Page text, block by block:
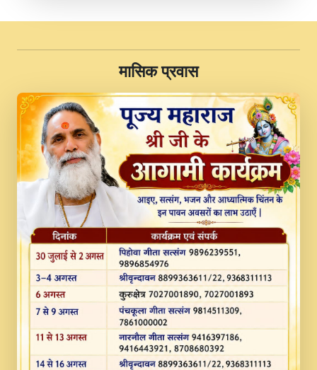
II Swami Gyananand Ji Maharaj.mp3
JINU SATGURU AAP BULAVE by Rasik
Pawan ji 20-11-19 Sankirtan At VEER JI
PRABHU KUTEER CHANNEL.mp3
Kina Sohna Tera Bhawan Sajaya Mata
Vaishno Devi Aarti Mata Rani Bhajan By
Lakhwinder Wadali Ji.mp3
MERE MANN VICH KANTH KALER
NEW PUNAJBI DEVOTIONAL SONG 2017
FULL VIDEO HD.mp3
Na To Roop Hai Bindu Ji Maharaj Pad - A
Divine Bhajan by Shri Indresh Ji
#BhaktiPath.mp3
Radha Rani Ki Kirpa Best Devotional
Song By Chitra Vichitra.mp3
​मासिक प्रवास